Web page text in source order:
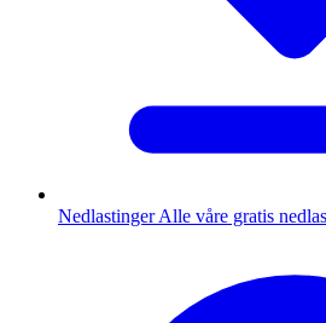
Nedlastinger Alle våre gratis